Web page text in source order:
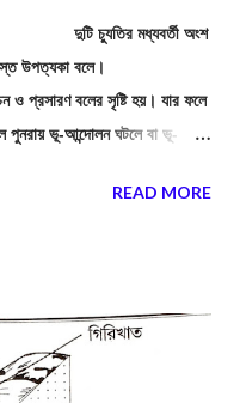
: দুটি চ্যুতির মধ্যবর্তী অংশ
গ্রস্ত উপত্যকা বলে।
প্রসারণ বলের সৃষ্টি হয়। যার ফলে
পুনরায় ভূ-আন্দোলন ঘটলে বা ভূ-
পেলে দুটি চ্যুতির মাঝের অংশ
READ MORE